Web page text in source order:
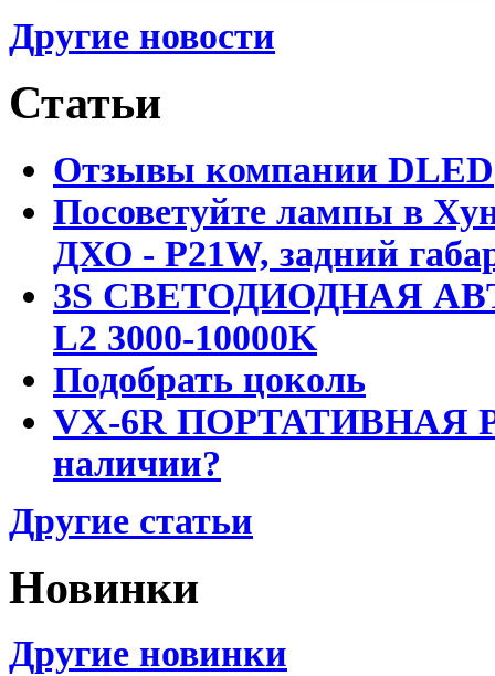
Другие новости
Статьи
Отзывы компании DLED
Посоветуйте лампы в
ДХО - P21W, задний
3S СВЕТОДИОДНАЯ
L2 3000-10000K
Подобрать цоколь
VX-6R ПОРТАТИВНАЯ
наличии?
Другие статьи
Новинки
Другие новинки